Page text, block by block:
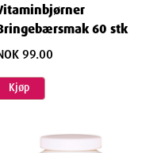
60 stk
99.00
Kjøp